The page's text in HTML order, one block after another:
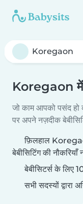
Koregaon में
जो काम आपको पसंद हो
पर अपने नज़दीक
फ़िलहाल
बेबीसिटिंग की नौकरियाँ
बेबीसिटर्स के लिए
सभी सदस्यों द्वारा